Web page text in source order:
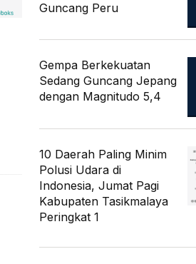
Guncang Peru
Gempa Berkekuatan
Sedang Guncang Jepang
dengan Magnitudo 5,4
10 Daerah Paling Minim
Polusi Udara di
Indonesia, Jumat Pagi
Kabupaten Tasikmalaya
Peringkat 1